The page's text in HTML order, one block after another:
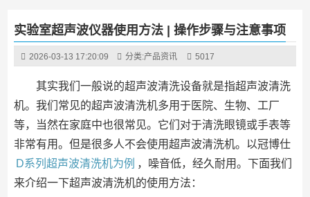
实验室超声波仪器使用方法 | 操作步骤与注意事项
2026-03-13 17:20:09 分类:产品资讯 5017
其实我们一般说的超声波清洗设备就是指超声波清洗
机。我们常见的超声波清洗机多用于医院、生物、工厂
等，当然在家庭中也很常见。它们对于清洗眼镜或手表等
非常有用。但是很多人不会使用超声波清洗机。以冠博仕
D系列超声波清洗机为例 ，噪音低，经久耐用。下面我们
来介绍一下超声波清洗机的使用方法：